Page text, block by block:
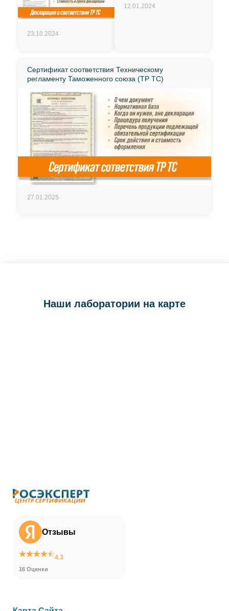
23.10.2024
12.01.2024
Сертификат соответствия Техническому
регламенту Таможенного союза (ТР ТС)
27.01.2025
Наши лаборатории на карте
Отзывы
4.3
16 Оценки